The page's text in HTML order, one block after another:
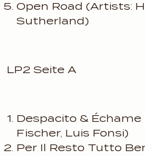
Open Road (Artists:
Sutherland)
LP2 Seite A
Despacito &
Fischer, Luis Fonsi)
Per Il Resto Tutto